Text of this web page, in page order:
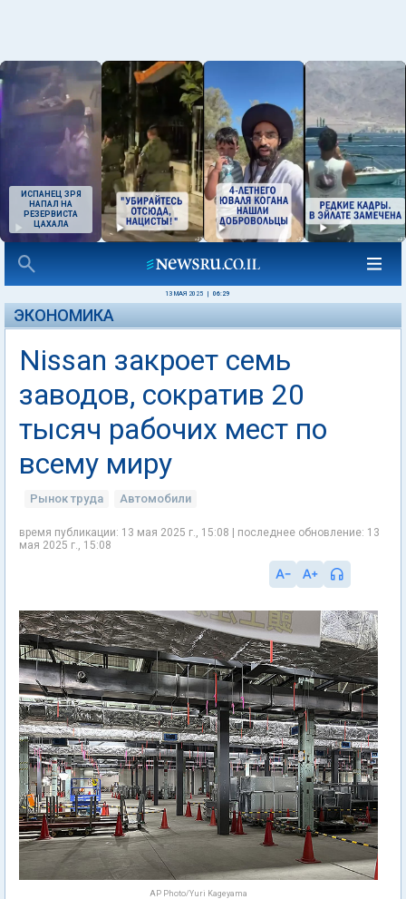
ИСПАНЕЦ ЗРЯ
НАПАЛ НА
РЕЗЕРВИСТА
ЦАХАЛА
13 МАЯ 2025 06:29
ЭКОНОМИКА
Nissan закроет семь
заводов, сократив 20
тысяч рабочих мест по
всему миру
Рынок труда Автомобили
время публикации: 13 мая 2025 г., 15:08 | последнее обновление: 13
мая 2025 г., 15:08
AP Photo/Yuri Kageyama